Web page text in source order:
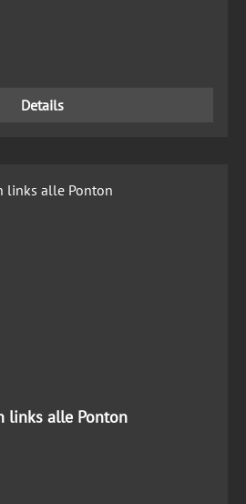
Details
links alle Ponton